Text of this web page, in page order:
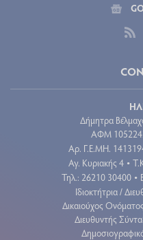
Δήμητρα
ΑΦΜ
Aρ. Γ.Ε.ΜΗ.
Αγ. Κυριακής 4 •
Τηλ.: 26210 30400 •
Ιδιοκτήτρια /
Δικαιούχος
Διευθυντής